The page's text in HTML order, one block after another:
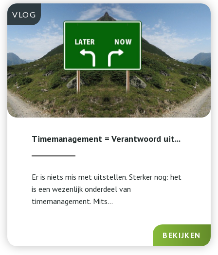
VLOG
Timemanagement = Verantwoord uit...
Er is niets mis met uitstellen. Sterker nog: het
is een wezenlijk onderdeel van
timemanagement. Mits...
BEKIJKEN